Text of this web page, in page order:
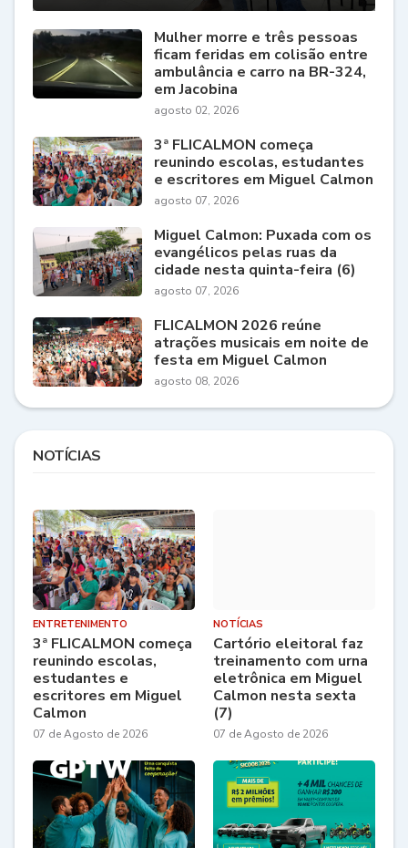
Mulher morre e três pessoas
ficam feridas em colisão entre
ambulância e carro na BR-324,
em Jacobina
agosto 02, 2026
3ª FLICALMON começa
reunindo escolas, estudantes
e escritores em Miguel Calmon
agosto 07, 2026
Miguel Calmon: Puxada com os
evangélicos pelas ruas da
cidade nesta quinta-feira (6)
agosto 07, 2026
FLICALMON 2026 reúne
atrações musicais em noite de
festa em Miguel Calmon
agosto 08, 2026
NOTÍCIAS
ENTRETENIMENTO
3ª FLICALMON começa
reunindo escolas,
estudantes e
escritores em Miguel
Calmon
07 de Agosto de 2026
NOTÍCIAS
Cartório eleitoral faz
treinamento com urna
eletrônica em Miguel
Calmon nesta sexta
(7)
07 de Agosto de 2026